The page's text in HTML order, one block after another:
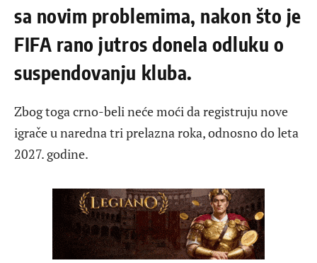
sa novim problemima, nakon što je
FIFA rano jutros donela odluku o
suspendovanju kluba.
Zbog toga crno-beli neće moći da registruju nove
igrače u naredna tri prelazna roka, odnosno do leta
2027. godine.